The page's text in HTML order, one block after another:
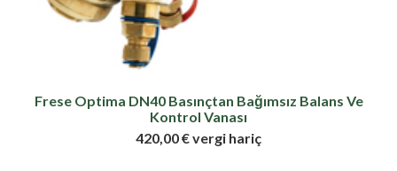
Frese Optima DN40 Basınçtan Bağımsız Balans Ve
Kontrol Vanası
420,00 € vergi hariç